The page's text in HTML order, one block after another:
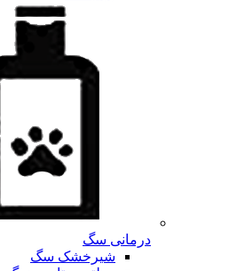
درمانی سگ
شیرخشک سگ